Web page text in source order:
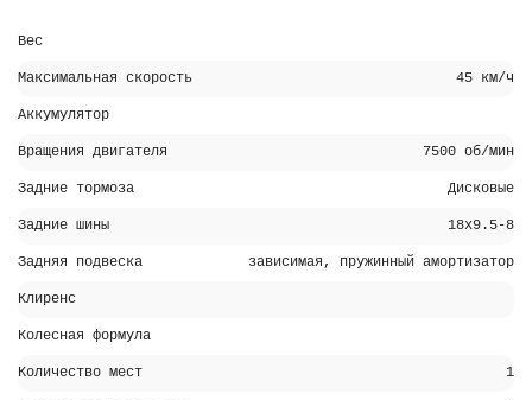
Вес
Максимальная скорость 45 км/ч
Аккумулятор
Вращения двигателя 7500 об/мин
Задние тормоза Дисковые
Задние шины 18х9.5-8
Задняя подвеска зависимая, пружинный амортизатор
Клиренс
Колесная формула
Количество мест 1